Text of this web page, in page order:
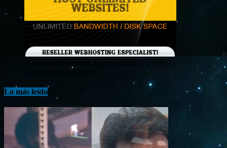
¡Consigue tu hosting de alta calidad y a bajo
costo en Banahosting!
Lo más leído